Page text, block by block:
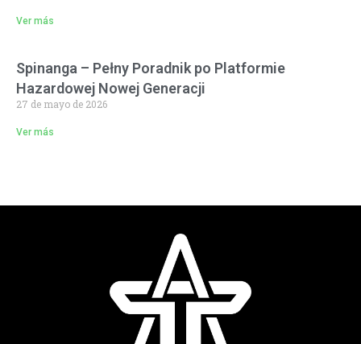
Ver más
Spinanga – Pełny Poradnik po Platformie
Hazardowej Nowej Generacji
27 de mayo de 2026
Ver más